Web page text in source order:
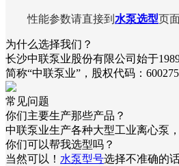
性能参数请直接到 水泵选型页
为什么选择我们？
长沙中联泵业股份有限公司始于
简称“中联泵业”，股权代码：
常见问题
你们主要生产那些产品？
中联泵业生产各种大型工业离心泵
你们可以帮我选型吗？
当然可以！ 水泵型号选择不准确的